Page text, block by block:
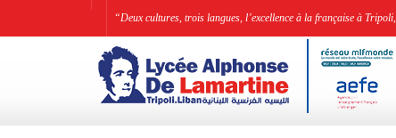
“Deux cultures, trois langues, l’excellence à la française à